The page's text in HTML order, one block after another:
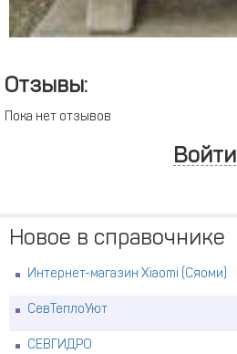
Отзывы:
Пока нет отзывов
Войти
Новое в справочнике
Интернет-магазин Xiaomi (Сяоми)
СевТеплоУют
СЕВГИДРО